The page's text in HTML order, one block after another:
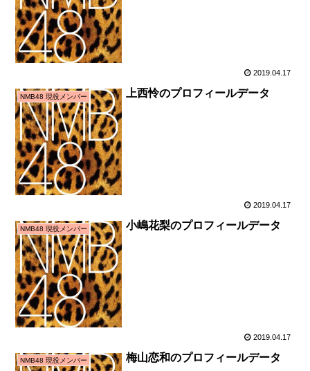
2019.04.17
NMB48 現役メンバー 上西怜のプロフィールデータ
2019.04.17
NMB48 現役メンバー 小嶋花梨のプロフィールデータ
2019.04.17
NMB48 現役メンバー 梅山恋和のプロフィールデータ